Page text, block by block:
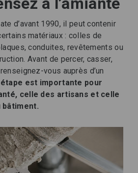
d’avant 1990, il peut contenir
matériaux : colles de
conduites, revêtements ou
Avant de percer, casser,
vous auprès d’un
est importante pour
celle des artisans et celle
bâtiment.